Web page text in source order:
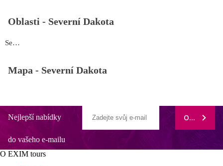
Oblasti - Severní Dakota
Severní Dakota
Mapa - Severní Dakota
Nejlepší nabídky
do vašeho e-mailu
ODEBÍRAT
O EXIM tours